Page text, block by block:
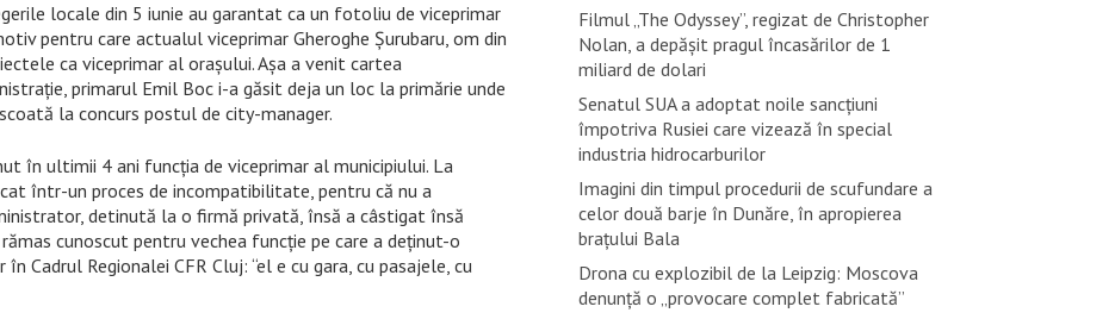
locale din 5 iunie au garantat ca un fotoliu de viceprimar
pentru care actualul viceprimar Gheroghe Șurubaru, om din
ca viceprimar al orașului. Așa a venit cartea
primarul Emil Boc i-a găsit deja un loc la primărie unde
la concurs postul de city-manager.
în ultimii 4 ani funcția de viceprimar al municipiului. La
într-un proces de incompatibilitate, pentru că nu a
detinută la o firmă privată, însă a câstigat însă
cunoscut pentru vechea funcție pe care a deținut-o
Cadrul Regionalei CFR Cluj: “el e cu gara, cu pasajele, cu
Filmul „The Odyssey”, regizat de Christopher
Nolan, a depăşit pragul încasărilor de 1
miliard de dolari
Senatul SUA a adoptat noile sancţiuni
împotriva Rusiei care vizează în special
industria hidrocarburilor
Imagini din timpul procedurii de scufundare a
celor două barje în Dunăre, în apropierea
brațului Bala
Drona cu explozibil de la Leipzig: Moscova
denunţă o „provocare complet fabricată”